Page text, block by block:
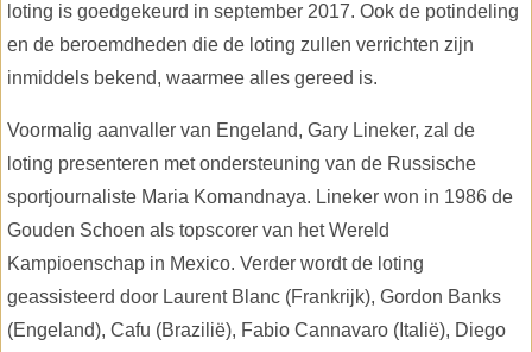
loting is goedgekeurd in september 2017. Ook de potindeling
en de beroemdheden die de loting zullen verrichten zijn
inmiddels bekend, waarmee alles gereed is.
Voormalig aanvaller van Engeland, Gary Lineker, zal de
loting presenteren met ondersteuning van de Russische
sportjournaliste Maria Komandnaya. Lineker won in 1986 de
Gouden Schoen als topscorer van het Wereld
Kampioenschap in Mexico. Verder wordt de loting
geassisteerd door Laurent Blanc (Frankrijk), Gordon Banks
(Engeland), Cafu (Brazilië), Fabio Cannavaro (Italië), Diego